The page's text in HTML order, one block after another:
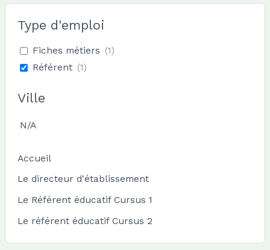
Type d'emploi
Fiches métiers (1)
Référent (1)
Ville
N/A
Accueil
Le directeur d'établissement
Le Référent éducatif Cursus 1
Le référent éducatif Cursus 2